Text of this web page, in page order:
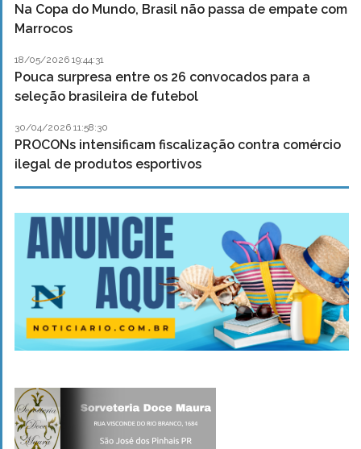
Na Copa do Mundo, Brasil não passa de empate com
Marrocos
18/05/2026 19:44:31
Pouca surpresa entre os 26 convocados para a
seleção brasileira de futebol
30/04/2026 11:58:30
PROCONs intensificam fiscalização contra comércio
ilegal de produtos esportivos